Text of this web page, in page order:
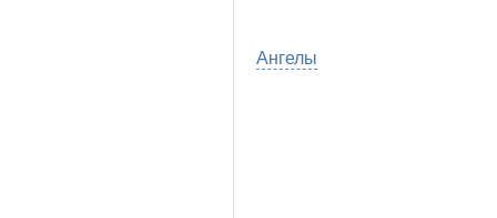
Ангелы